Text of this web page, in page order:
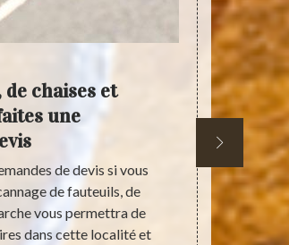
chaises et
une
de devis si vous
de fauteuils, de
vous permettra de
dans cette localité et
à
Possédant
un
jouit de la
soignées